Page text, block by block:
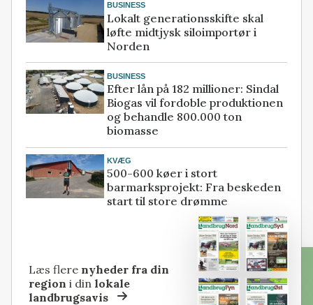
BUSINESS
Lokalt generationsskifte skal
løfte midtjysk siloimportør i
Norden
BUSINESS
Efter lån på 182 millioner: Sindal
Biogas vil fordoble produktionen
og behandle 800.000 ton
biomasse
KVÆG
500-600 køer i stort
barmarksprojekt: Fra beskeden
start til store drømme
Læs flere nyheder fra din
region i dinlokale
landbrugsavis